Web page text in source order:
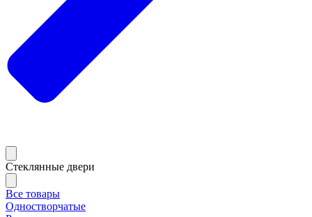
Стеклянные двери
Все товары
Одностворчатые